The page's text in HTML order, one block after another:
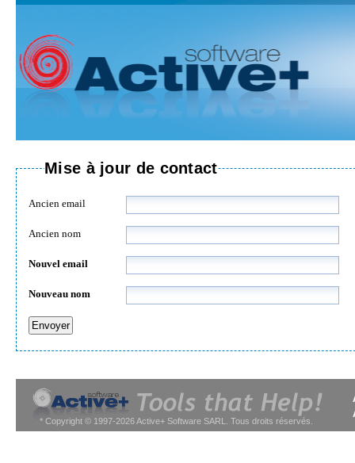
Mise à jour de contact
Ancien email
Ancien nom
Nouvel email
Nouveau nom
Envoyer
* Copyright © 1997-2026 Active+ Software SARL. Tous droits réservés.